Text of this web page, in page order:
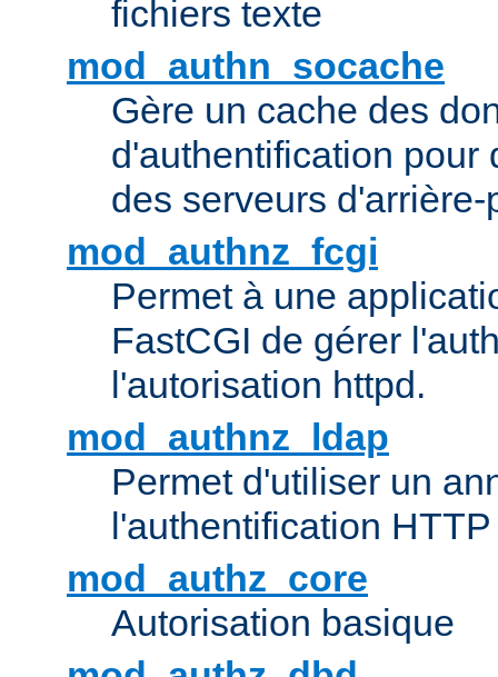
fichiers texte
mod_authn_socache
Gère un cache des
d'authentification pour
des serveurs d'arrière-
mod_authnz_fcgi
Permet à une
FastCGI de gérer
l'autorisation httpd.
mod_authnz_ldap
Permet d'utiliser un
l'authentification
mod_authz_core
Autorisation basique